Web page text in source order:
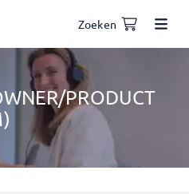
Zoeken
PRODUCT